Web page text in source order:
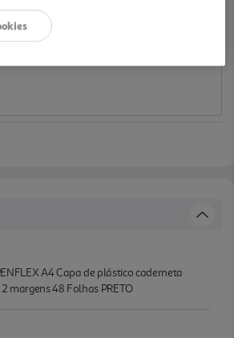
A4 Capa de plástico caderneta
margens 48 Folhas PRETO